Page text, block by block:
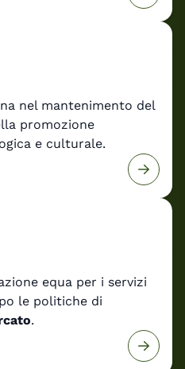
nel mantenimento del
promozione
e culturale.
equa per i servizi
le politiche di
.